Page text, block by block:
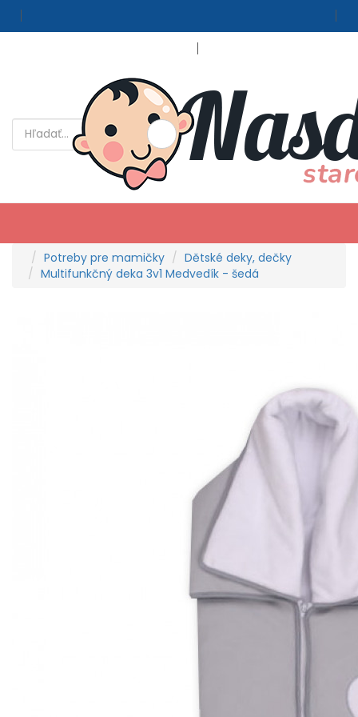
Potreby pre mamičky
Dětské deky, dečky
Multifunkčný deka 3v1 Medvedík - šedá